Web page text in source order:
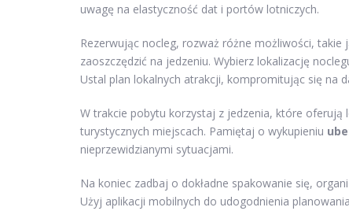
uwagę na elastyczność dat i portów lotniczych.
Rezerwując nocleg, rozważ różne możliwości,
zaoszczędzić na jedzeniu. Wybierz lokalizację
Ustal plan lokalnych atrakcji, kompromitując się na
W trakcie pobytu korzystaj z jedzenia, które oferują
turystycznych miejscach. Pamiętaj o wykupieniu
nieprzewidzianymi sytuacjami.
Na koniec zadbaj o dokładne spakowanie się,
Użyj aplikacji mobilnych do udogodnienia